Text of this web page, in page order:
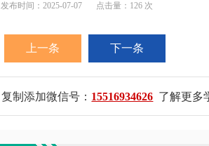
发布时间：2025-07-07 点击量：126 次
上一条 下一条
复制添加微信号： 15516934626 了解更多